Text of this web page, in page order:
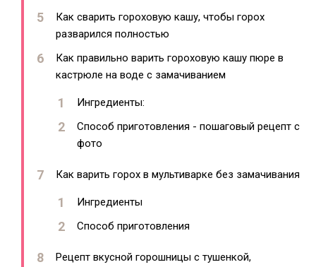
Как сварить гороховую кашу, чтобы горох
разварился полностью
Как правильно варить гороховую кашу пюре в
кастрюле на воде с замачиванием
Ингредиенты:
Способ приготовления - пошаговый рецепт с
фото
Как варить горох в мультиварке без замачивания
Ингредиенты
Способ приготовления
Рецепт вкусной горошницы с тушенкой,